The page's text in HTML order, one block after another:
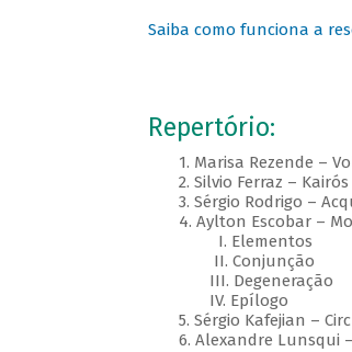
Saiba como funciona a
Repertório:
1. Marisa Rezende –
2. Silvio Ferraz –
3. Sérgio Rodrigo –
4. Aylton Escobar –
I. Elementos
II. Conjunção
III. Degeneração
IV. Epílogo
5. Sérgio Kafejian –
6. Alexandre Lunsqui –